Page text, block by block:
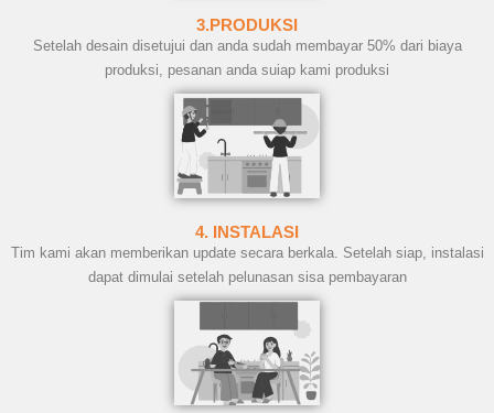
3.PRODUKSI
Setelah desain disetujui dan anda sudah membayar 50% dari biaya
produksi, pesanan anda suiap kami produksi
4. INSTALASI
Tim kami akan memberikan update secara berkala. Setelah siap, instalasi
dapat dimulai setelah pelunasan sisa pembayaran